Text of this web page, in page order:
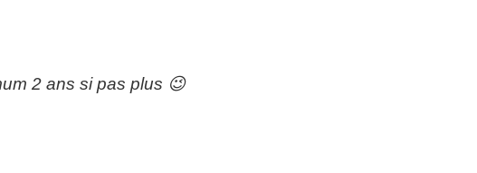
2 ans si pas plus 😉